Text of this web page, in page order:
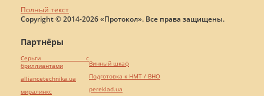
Полный текст
Copyright © 2014-2026 «Протокол». Все права защищены.
Партнёры
Серьги с
бриллиантами
alliancetechnika.ua
миралинкс
Винный шкаф
Подготовка к НМТ / ВНО
pereklad.ua